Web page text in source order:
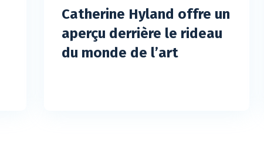
Catherine Hyland offre un
aperçu derrière le rideau
du monde de l’art